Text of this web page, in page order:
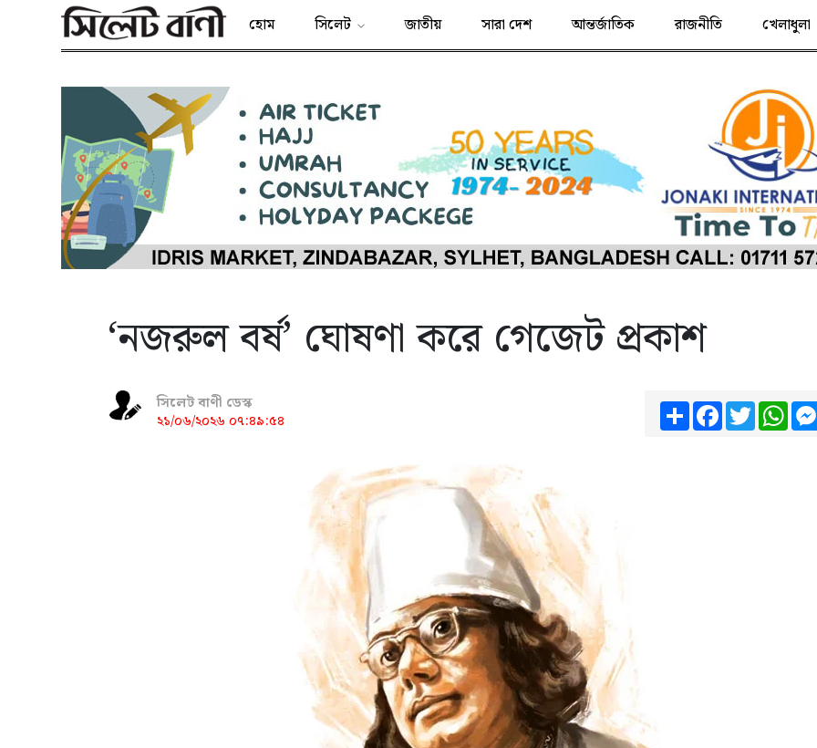
হোম সিলেট জাতীয় সারা দেশ আন্তর্জাতিক রাজনীতি খেলাধুলা
‘নজরুল বর্ষ’ ঘোষণা করে গেজেট প্রকাশ
সিলেট বাণী ডেস্ক
২১/০৬/২০২৬ ০৭:৪৯:৫৪
ShareFacebook
Twitter